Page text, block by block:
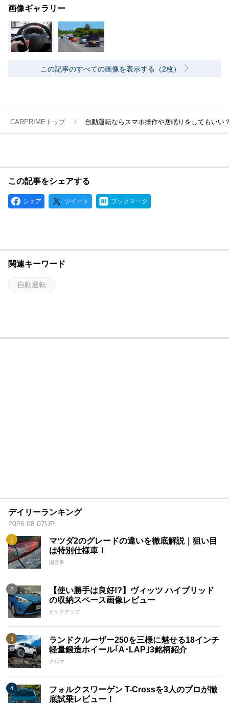
画像ギャラリー
この記事のすべての画像を表示する（2枚）
CARPRIMEトップ 自動運転ならスマホ操作や居眠りをしてもいい
この記事をシェアする
シェア ツイート ブックマーク
関連キーワード
自動運転
デイリーランキング
2026.08.07UP
マツダ2のグレードの違いを徹底解説｜狙い目
は特別仕様車！
国産車
【使い勝手は良好!?】ヴィッツ ハイブリッド
の収納スペース画像レビュー
ピックアップ
ランドクルーザー250を三様に魅せる18インチ
軽量鍛造ホイール｢A･LAP｣3銘柄紹介
クルマ
フォルクスワーゲン T-Crossを3人のプロが徹
底試乗レビュー！